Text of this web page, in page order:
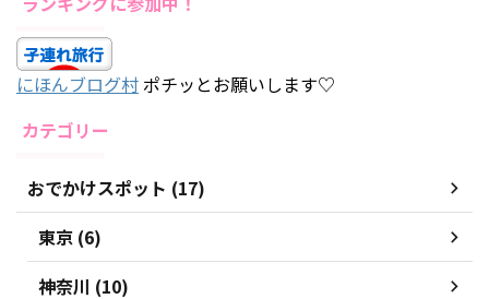
にほんブログ村 ポチッとお願いします♡
カテゴリー
おでかけスポット (17)
東京 (6)
神奈川 (10)